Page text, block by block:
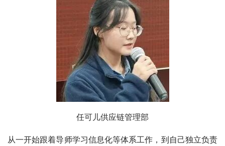
任可儿供应链管理部
从一开始跟着导师学习信息化等体系工作，到自己独立负责